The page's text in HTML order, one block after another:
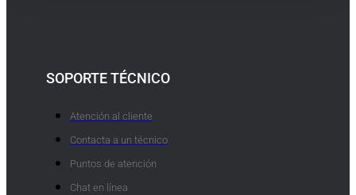
SOPORTE TÉCNICO
Atención al cliente
Contacta a un técnico
Puntos de atención
Chat en línea